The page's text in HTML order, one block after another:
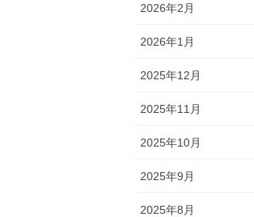
2026年2月
2026年1月
2025年12月
2025年11月
2025年10月
2025年9月
2025年8月